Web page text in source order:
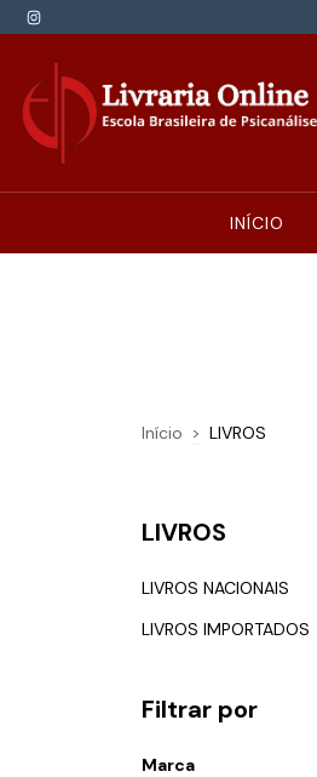
INÍCIO
Início > LIVROS
LIVROS
LIVROS NACIONAIS
LIVROS IMPORTADOS
Filtrar por
Marca